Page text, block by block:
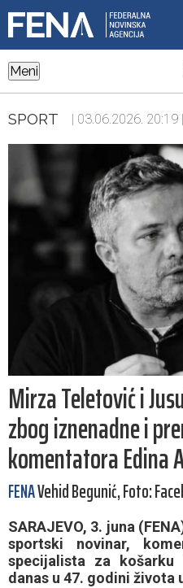
Meni
SPORT | 03.06.2026. 20:19 |
Mirza Teletović i
zbog iznenadne i
komentatora Edina
FENAVehid Begunić, Foto:
SARAJEVO, 3. juna
sportski novinar,
specijalista za košarku
danas u 47. godini života